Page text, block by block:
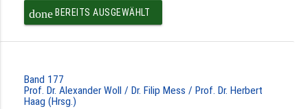
doneBEREITS AUSGEWÄHLT
Band 177
Prof. Dr. Alexander Woll / Dr. Filip Mess / Prof. Dr. Herbert
Haag (Hrsg.)